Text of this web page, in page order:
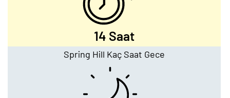
14 Saat
Spring Hill Kaç Saat Gece